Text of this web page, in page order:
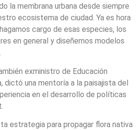
la membrana urbana desde siempre
ecosistema de ciudad. Ya es hora
cargo de esas especies, los
en general y diseñemos modelos
exministro de Educación
dictó una mentoría a la paisajista del
en el desarrollo de políticas
estrategia para propagar flora nativa